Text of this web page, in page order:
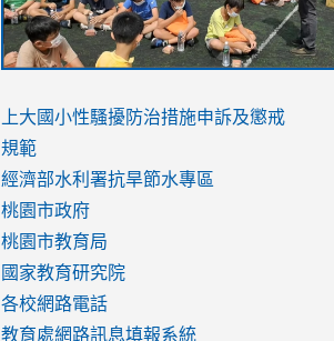
to
https://www.youtube.com/watch?
v=hC_gdZndU9s
to
https://www.youtube.com/watch?
v=hC_gdZndU9s
link
to
https://www.youtube.com/watch?
v=mfpNykQ0g4M
上大國小性騷擾防治措施申訴及懲戒
規範
經濟部水利署抗旱節水專區
桃園市政府
桃園市教育局
國家教育研究院
各校網路電話
教育處網路訊息填報系統